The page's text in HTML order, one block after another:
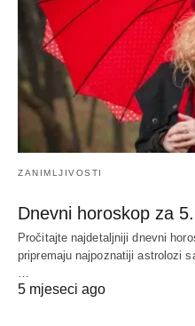
ZANIMLJIVOSTI
Dnevni horoskop za
Pročitajte najdetaljniji dnevni
pripremaju najpoznatiji astrolozi
…
5 mjeseci ago